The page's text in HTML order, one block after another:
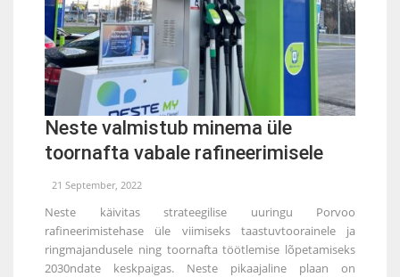
Neste valmistub minema üle
toornafta vabale rafineerimisele
21 September, 2022
Neste käivitas strateegilise uuringu Porvoo
rafineerimistehase üle viimiseks taastuvtoorainele ja
ringmajandusele ning toornafta töötlemise lõpetamiseks
2030ndate keskpaigas. Neste pikaajaline plaan on